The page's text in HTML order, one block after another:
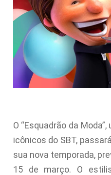
O “Esquadrão da
icônicos do SBT,
sua nova temporada,
15 de março. O